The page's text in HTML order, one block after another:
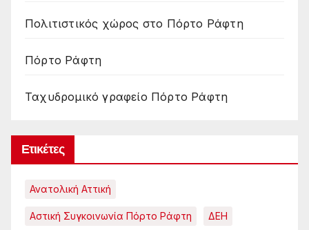
Πολιτιστικός χώρος στο Πόρτο Ράφτη
Πόρτο Ράφτη
Ταχυδρομικό γραφείο Πόρτο Ράφτη
Ετικέτες
Ανατολική Αττική
Αστική Συγκοινωνία Πόρτο Ράφτη ΔΕΗ